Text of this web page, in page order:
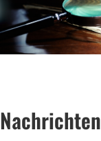
Nachrichten